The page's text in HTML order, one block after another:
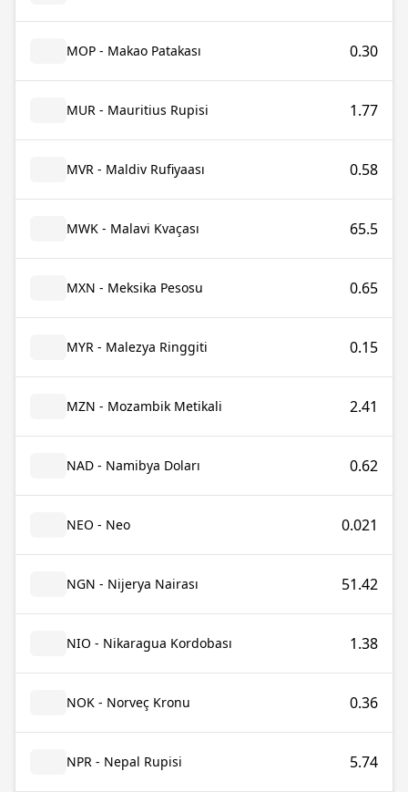
MOP - Makao Patakası 0.30
MUR - Mauritius Rupisi 1.77
MVR - Maldiv Rufiyaası 0.58
MWK - Malavi Kvaçası 65.5
MXN - Meksika Pesosu 0.65
MYR - Malezya Ringgiti 0.15
MZN - Mozambik Metikali 2.41
NAD - Namibya Doları 0.62
NEO - Neo 0.021
NGN - Nijerya Nairası 51.42
NIO - Nikaragua Kordobası 1.38
NOK - Norveç Kronu 0.36
NPR - Nepal Rupisi 5.74